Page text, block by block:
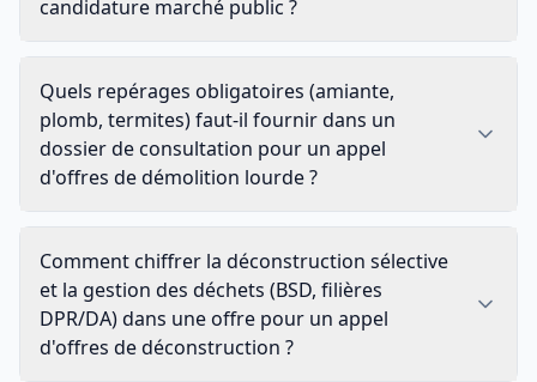
candidature marché public ?
Quels repérages obligatoires (amiante,
plomb, termites) faut-il fournir dans un
dossier de consultation pour un appel
d'offres de démolition lourde ?
Comment chiffrer la déconstruction sélective
et la gestion des déchets (BSD, filières
DPR/DA) dans une offre pour un appel
d'offres de déconstruction ?